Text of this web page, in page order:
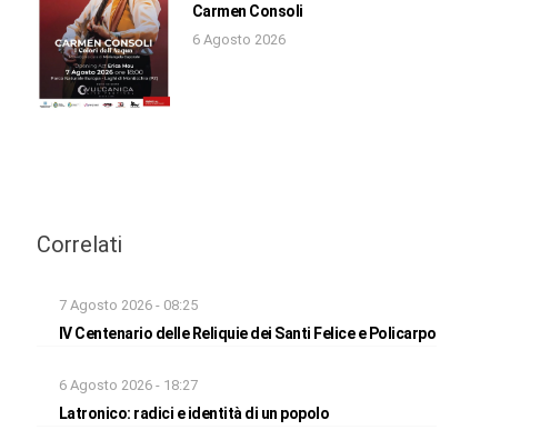
Carmen Consoli
6 Agosto 2026
Correlati
7 Agosto 2026 - 08:25
IV Centenario delle Reliquie dei Santi Felice e Policarpo
6 Agosto 2026 - 18:27
Latronico: radici e identità di un popolo